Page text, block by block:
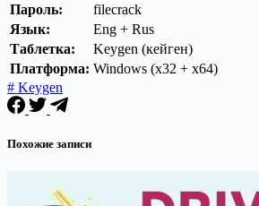
Пароль:
filecrack
Язык:
Eng + Rus
Таблетка:
Keygen (кейген)
Платформа: Windows (x32 + x64)
# Keygen
Похожие записи